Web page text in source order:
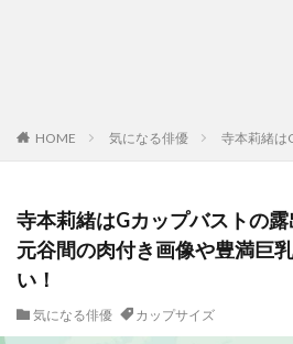
HOME 気になる俳優 寺本莉緒は
寺本莉緒はGカップバストの
元谷間の肉付き画像や豊満巨
い！
気になる俳優 カップサイズ